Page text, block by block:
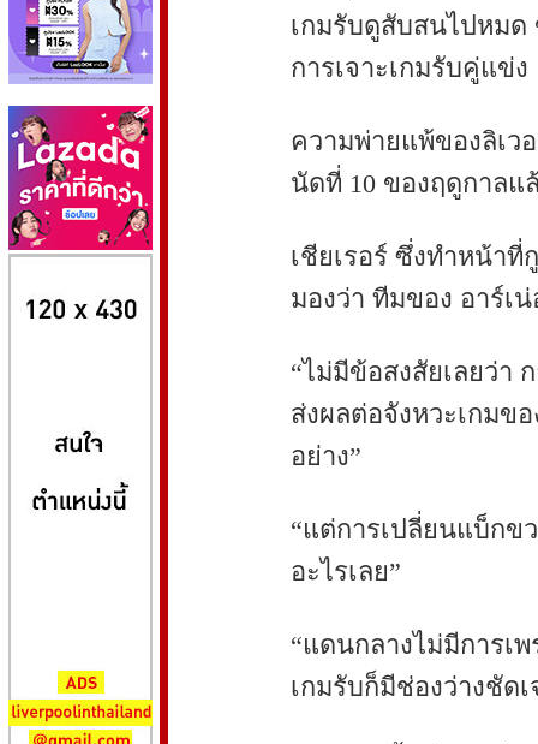
เกมรับดูสับสนไปหมด
การเจาะเกมรับคู่แข่ง
ความพ่ายแพ้ของลิเว
นัดที่ 10 ของฤดูกาลแ
เชียเรอร์ ซึ่งทำหน้า
มองว่า ทีมของ อาร์เ
“ไม่มีข้อสงสัยเลยว่า
ส่งผลต่อจังหวะเกมข
อย่าง”
“แต่การเปลี่ยนแบ็กข
อะไรเลย”
“แดนกลางไม่มีการเ
เกมรับก็มีช่องว่างชัด